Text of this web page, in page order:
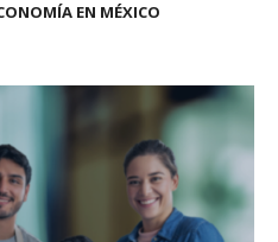
EN MÉXICO